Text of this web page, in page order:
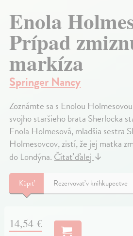
Enola
Prípad
markíza
Springer Nancy
Zoznámte sa s Enolou
svojho staršieho brata Sherlocka
Enola Holmesová, mladšia sestra
Holmesovcov, zistí, že jej matka
do Londýna.Čítať ďalej↓
Kúpiť Rezervovať v kníhkupectve
14,54 €